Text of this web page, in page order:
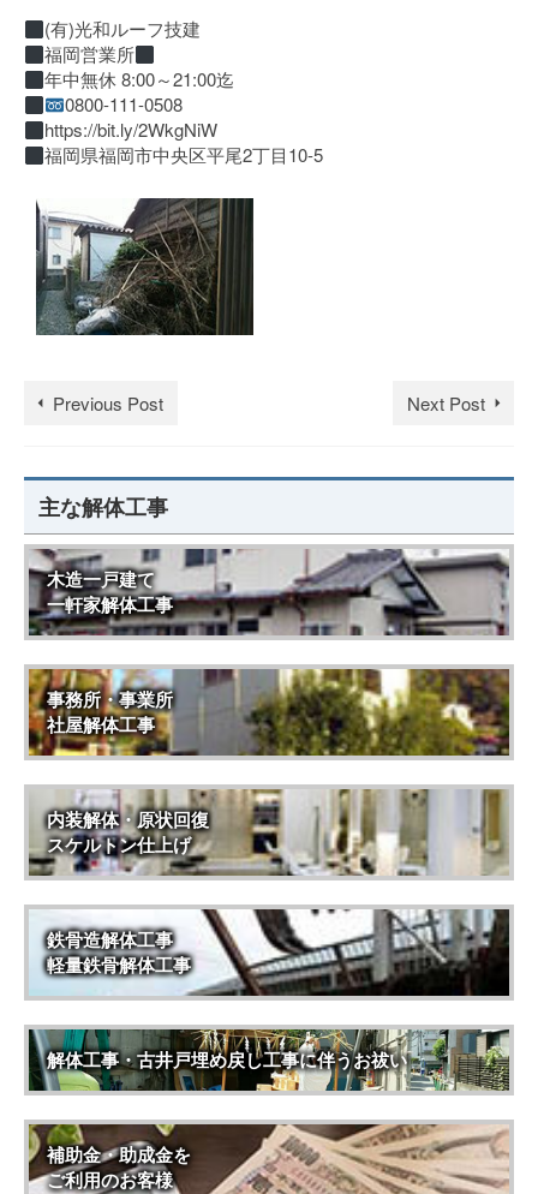
(有)光和ルーフ技建
福岡営業所
年中無休 8:00～21:00迄
0800-111-0508
https://bit.ly/2WkgNiW
福岡県福岡市中央区平尾2丁目10-5
Previous Post Next Post
主な解体工事
木造一戸建て
一軒家解体工事
事務所・事業所
社屋解体工事
内装解体・原状回復
スケルトン仕上げ
鉄骨造解体工事
軽量鉄骨解体工事
解体工事・古井戸埋め戻し工事に伴うお祓い
補助金・助成金を
ご利用のお客様